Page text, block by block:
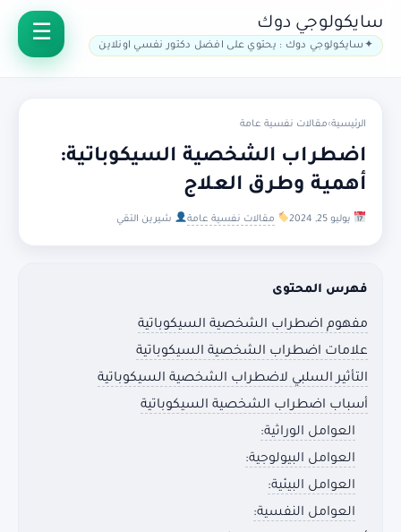
سايكولوجي دوك
سايكولوجي دوك : يحتوي على افضل دكتور نفسي اونلاين
الرئيسية›مقالات نفسية عامة
اضطراب الشخصية السيكوباتية:
أهمية وطرق العلاج
يوليو 25, 2024 مقالات نفسية عامة شيرين التقي
فهرس المحتوى
مفهوم اضطراب الشخصية السيكوباتية
علامات اضطراب الشخصية السيكوباتية
التأثير السلبي لاضطراب الشخصية السيكوباتية
أسباب اضطراب الشخصية السيكوباتية
العوامل الوراثية:
العوامل البيولوجية:
العوامل البيئية:
العوامل النفسية: